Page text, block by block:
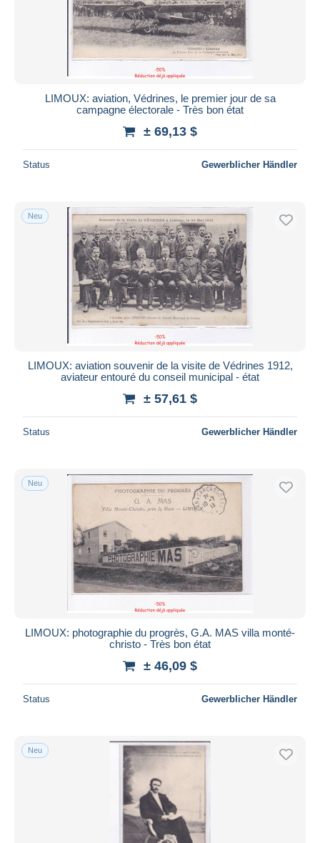
LIMOUX: aviation, Védrines, le premier jour de sa
campagne électorale - Très bon état
± 69,13 $
Status Gewerblicher Händler
Neu
LIMOUX: aviation souvenir de la visite de Védrines 1912,
aviateur entouré du conseil municipal - état
± 57,61 $
Status Gewerblicher Händler
Neu
LIMOUX: photographie du progrès, G.A. MAS villa monté-
christo - Très bon état
± 46,09 $
Status Gewerblicher Händler
Neu